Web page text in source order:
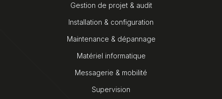
Gestion de projet & audit
Installation & configuration
Maintenance & dépannage
Matériel informatique
Messagerie & mobilité
Supervision